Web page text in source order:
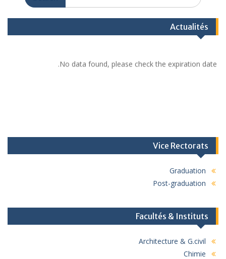
Actualités
No data found, please check the expiration date.
Vice Rectorats
Graduation
Post-graduation
Facultés & Instituts
Architecture & G.civil
Chimie